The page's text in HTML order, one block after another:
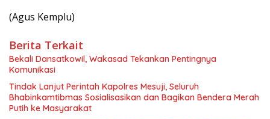
(Agus Kemplu)
Berita Terkait
Bekali Dansatkowil, Wakasad Tekankan Pentingnya
Komunikasi
Tindak Lanjut Perintah Kapolres Mesuji, Seluruh
Bhabinkamtibmas Sosialisasikan dan Bagikan Bendera Merah
Putih ke Masyarakat